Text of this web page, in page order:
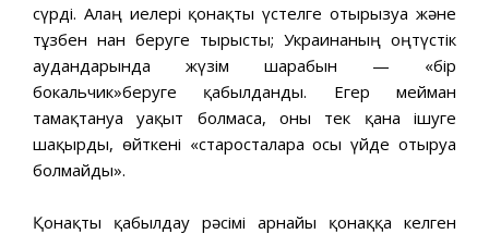
сүрді. Алаң иелері қонақты үстелге отырғызуға және
тұзбен нан беруге тырысты; Украинаның оңтүстік
аудандарында жүзім шарабын — «бір
бокальчик»беруге қабылданды. Егер мейман
тамақтануға уақыт болмаса, оны тек қана ішуге
шақырды, өйткені «старосталарға осы үйде отыруға
болмайды».
Қонақты қабылдау рәсімі арнайы қонаққа келген